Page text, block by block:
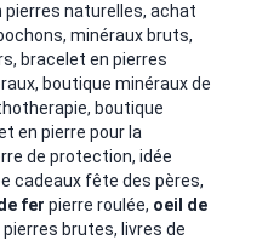
pierres naturelles, achat
minéraux bruts,
bracelet en pierres
boutique minéraux de
boutique
en pierre pour la
de protection, idée
cadeaux fête des pères,
fer pierre roulée, oeil de
brutes, livres de